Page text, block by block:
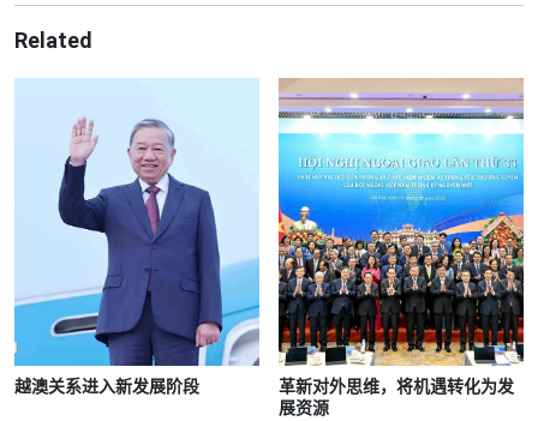
Related
越澳关系进入新发展阶段
革新对外思维，将机遇转化为发
展资源